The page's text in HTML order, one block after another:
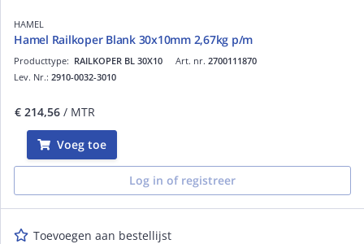
HAMEL
Hamel Railkoper Blank 30x10mm 2,67kg p/m
Art. nr. 2700111870
Producttype: RAILKOPER BL 30X10
Lev. Nr.: 2910-0032-3010
€ 214,56 / MTR
Voeg toe
Log in of registreer
Toevoegen aan bestellijst